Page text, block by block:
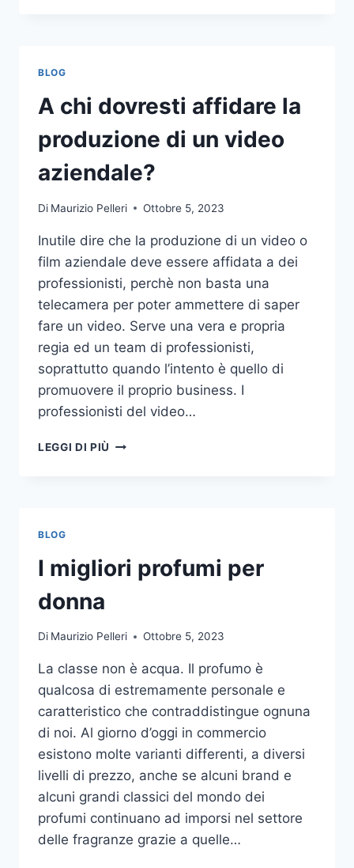
NELLE
SCOMMESSE
SPORTIVE
ONLINE
BLOG
A chi dovresti affidare la
produzione di un video
aziendale?
Di Maurizio Pelleri Ottobre 5, 2023
Inutile dire che la produzione di un video o
film aziendale deve essere affidata a dei
professionisti, perchè non basta una
telecamera per poter ammettere di saper
fare un video. Serve una vera e propria
regia ed un team di professionisti,
soprattutto quando l’intento è quello di
promuovere il proprio business. I
professionisti del video…
LEGGI DI PIÙ
VIDEO
BLOG
I migliori profumi per
donna
Di Maurizio Pelleri Ottobre 5, 2023
La classe non è acqua. Il profumo è
qualcosa di estremamente personale e
caratteristico che contraddistingue ognuna
di noi. Al giorno d’oggi in commercio
esistono molte varianti differenti, a diversi
livelli di prezzo, anche se alcuni brand e
alcuni grandi classici del mondo dei
profumi continuano ad imporsi nel settore
delle fragranze grazie a quelle…